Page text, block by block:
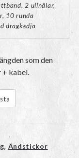
2 ullnålar,
10 runda
dragkedja
som den
+ kabel.
, Ändstickor